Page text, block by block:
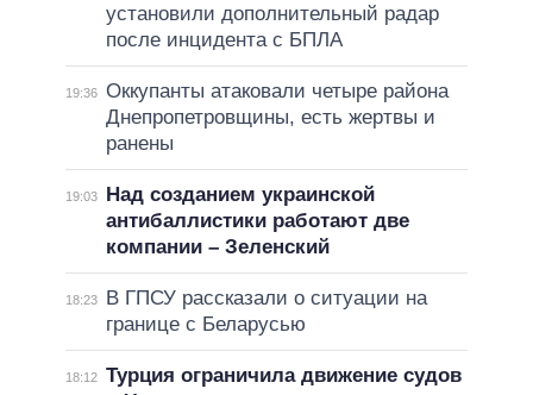
установили дополнительный радар
после инцидента с БПЛА
19:36 Оккупанты атаковали четыре района
Днепропетровщины, есть жертвы и
ранены
19:03
Над созданием украинской
антибаллистики работают две
компании – Зеленский
18:23
В ГПСУ рассказали о ситуации на
границе с Беларусью
18:12 Турция ограничила движение судов